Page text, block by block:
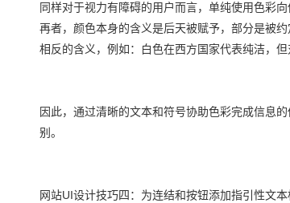
同样对于视力有障碍的用户而言，单纯使用色彩
再者，颜色本身的含义是后天被赋予，部分是被
相反的含义，例如：白色在西方国家代表纯洁，
因此，通过清晰的文本和符号协助色彩完成信息
别。
网站UI设计技巧四：为连结和按钮添加指引性文